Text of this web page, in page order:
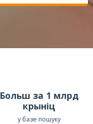
Больш за 1 млрд
крыніц
у базе пошуку